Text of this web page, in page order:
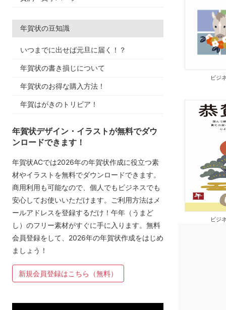
年賀状の豆知識
いつまでに出せば元旦に届く！？
年賀状の書き損じについて
年賀状のお得な購入方法！
年賀はがきのトリビア！
年賀状デザイン・イラストが無料でダウ
ンロードできます！
年賀状ACでは2026年の年賀状作成に役立つ素
材やイラストを無料でダウンロードできます。
商用利用も可能なので、個人でもビジネスでも
安心してお使いいただけます。ご利用方法はメ
ールアドレスを登録するだけ！午年（うまど
し）のフリー素材がすぐに手に入ります。無料
会員登録をして、2026年の年賀状作成をはじめ
ましょう！
新規会員登録はこちら（無料）
ビジ
ビジ